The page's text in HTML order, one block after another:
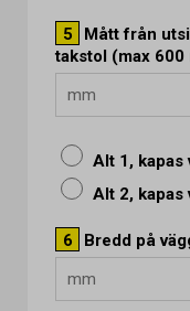
5
Mått från
takstol (max 600
Alt 1, kapas
Alt 2, kapas
6 Bredd på